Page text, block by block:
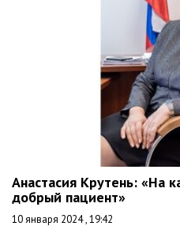
Анастасия Крутень: «На
добрый пациент»
10 января 2024 , 19:42